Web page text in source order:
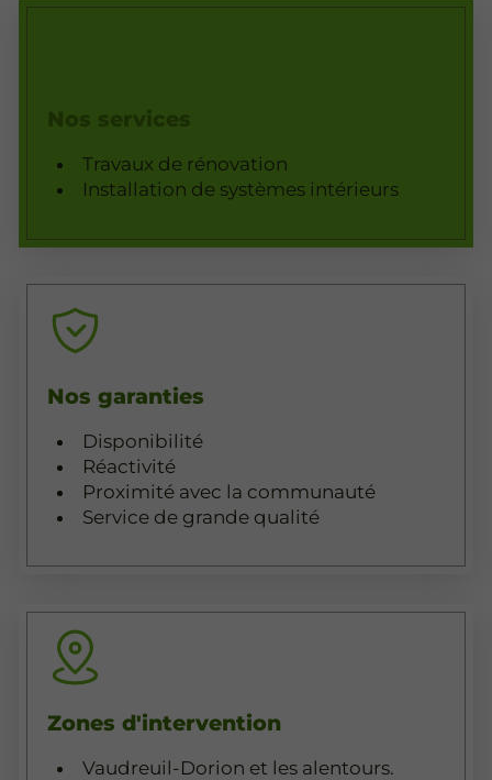
Travaux de rénovation
Installation de systèmes intérieurs
Nos garanties
Disponibilité
Réactivité
Proximité avec la communauté
Service de grande qualité
Zones d'intervention
Vaudreuil-Dorion et les alentours.